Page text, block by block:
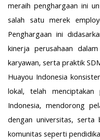
meraih penghargaan ini
salah satu merek
Penghargaan ini
kinerja perusahaan
karyawan, serta praktik
Huayou Indonesia
lokal, telah
Indonesia, mendorong
dengan universitas,
komunitas seperti